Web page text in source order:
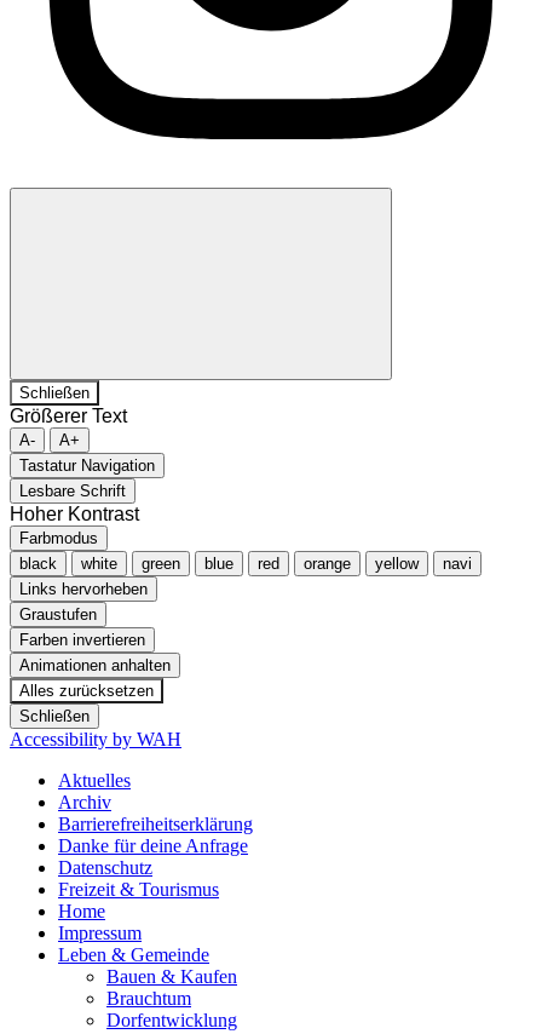
Schließen
Größerer Text
A-
A+
Tastatur Navigation
Lesbare Schrift
Hoher Kontrast
Farbmodus
black
white green blue red orange yellow
navi
Links hervorheben
Graustufen
Farben invertieren
Animationen anhalten
Alles zurücksetzen
Schließen
Accessibility by WAH
Aktuelles
Archiv
Barrierefreiheitserklärung
Danke für deine Anfrage
Datenschutz
Freizeit & Tourismus
Home
Impressum
Leben & Gemeinde
Bauen & Kaufen
Brauchtum
Dorfentwicklung